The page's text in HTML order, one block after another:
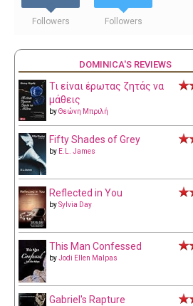
Followers Followers
DOMINICA'S REVIEWS
Τι είναι έρωτας ζητάς να
μάθεις
byΘεώνη Μπριλή
Fifty Shades of Grey
by E.L. James
Reflected in You
bySylvia Day
This Man Confessed
byJodi Ellen Malpas
Gabriel's Rapture